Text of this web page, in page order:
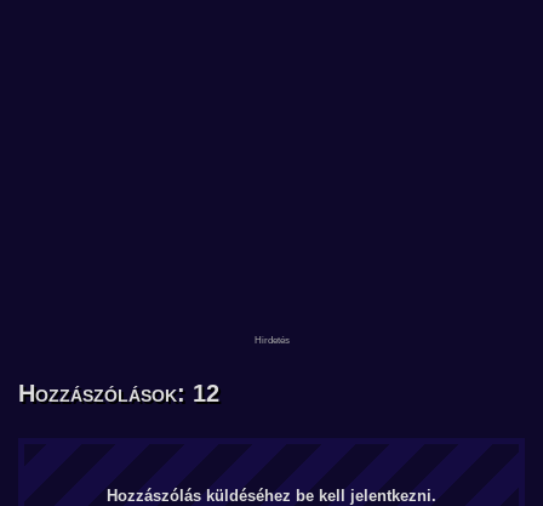
Hozzászólások: 12
Hozzászólás küldéséhez be kell jelentkezni.